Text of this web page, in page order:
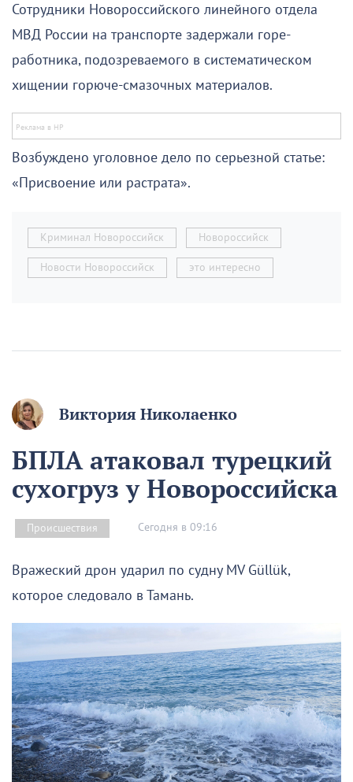
Сотрудники Новороссийского линейного отдела
МВД России на транспорте задержали горе-
работника, подозреваемого в систематическом
хищении горюче-смазочных материалов.
Возбуждено уголовное дело по серьезной статье:
«Присвоение или растрата».
Криминал Новороссийск Новороссийск
Новости Новороссийск это интересно
Виктория Николаенко
БПЛА атаковал турецкий
сухогруз у Новороссийска
Происшествия Сегодня в 09:16
Вражеский дрон ударил по судну MV Güllük,
которое следовало в Тамань.